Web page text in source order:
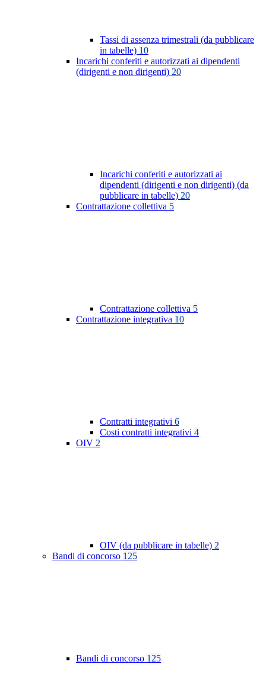
Tassi di assenza trimestrali (da pubblicare
in tabelle) 10
Incarichi conferiti e autorizzati ai dipendenti
(dirigenti e non dirigenti) 20
Incarichi conferiti e autorizzati ai
dipendenti (dirigenti e non dirigenti) (da
pubblicare in tabelle) 20
Contrattazione collettiva 5
Contrattazione collettiva 5
Contrattazione integrativa 10
Contratti integrativi 6
Costi contratti integrativi 4
OIV 2
OIV (da pubblicare in tabelle) 2
Bandi di concorso 125
Bandi di concorso 125